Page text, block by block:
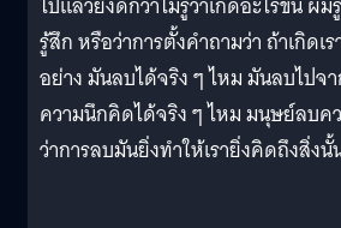
รู้สึก หรือว่าการตั้งคำถามว่า ถ้าเกิดเ
อย่าง มันลบได้จริง ๆ ไหม มันลบไปจ
ความนึกคิดได้จริง ๆ ไหม มนุษย์ลบค
ว่าการลบมันยิ่งทำให้เรายิ่งคิดถึงสิ่ง